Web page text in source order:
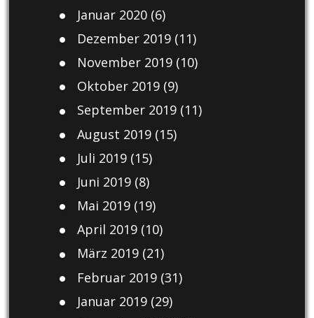
Januar 2020(6)
Dezember 2019(11)
November 2019(10)
Oktober 2019(9)
September 2019(11)
August 2019(15)
Juli 2019(15)
Juni 2019(8)
Mai 2019(19)
April 2019(10)
März 2019(21)
Februar 2019(31)
Januar 2019(29)